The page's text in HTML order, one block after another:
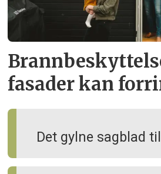
fasader kan
Det gylne sagblad